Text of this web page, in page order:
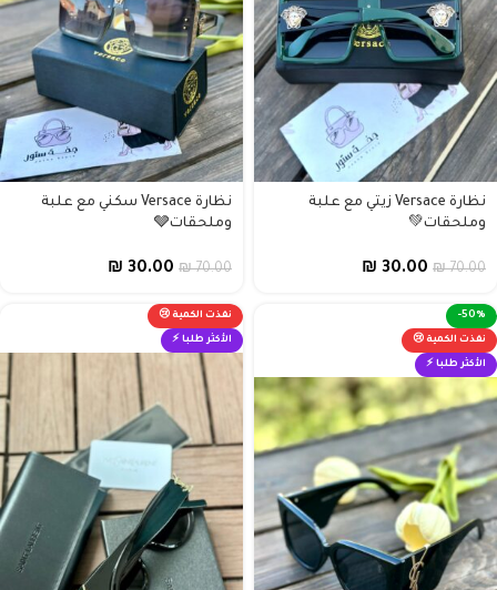
نظارة Versace زيتي مع علبة
وملحقات💚
₪70.00
₪ 30.00
نظارة Versace سكني مع علبة
وملحقات🩶
₪70.00
₪ 30.00
-50%
نفذت الكمية 😢
الأكثر طلبا ⚡
نفذت الكمية 😢
الأكثر طلبا ⚡